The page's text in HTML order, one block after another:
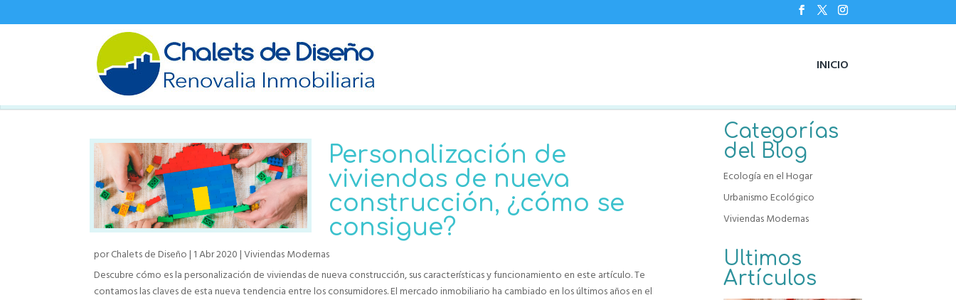
INICIO
Personalización de
viviendas de nueva
construcción, ¿cómo se
consigue?
porChalets de Diseño | 1 Abr 2020 | Viviendas Modernas
Descubre cómo es la personalización de viviendas de nueva construcción, sus características y funcionamiento en este artículo. Te
contamos las claves de esta nueva tendencia entre los consumidores. El mercado inmobiliario ha cambiado en los últimos años en el
Categorías
del Blog
Ecología en el Hogar
Urbanismo Ecológico
Viviendas Modernas
Ultimos
Artículos